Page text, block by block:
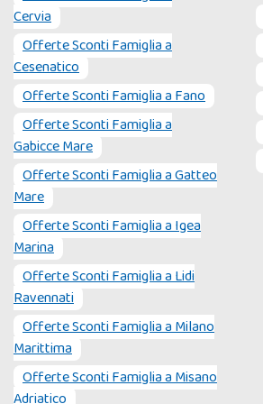
Cervia
Offerte Sconti Famiglia a
Cesenatico
Offerte Sconti Famiglia aFano
Offerte Sconti Famiglia a
Gabicce Mare
Offerte Sconti Famiglia aGatteo
Mare
Offerte Sconti Famiglia aIgea
Marina
Offerte Sconti Famiglia aLidi
Ravennati
Offerte Sconti Famiglia aMilano
Marittima
Offerte Sconti Famiglia aMisano
Adriatico